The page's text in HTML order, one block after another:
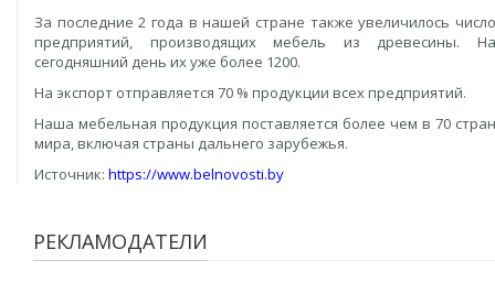
За последние 2 года в нашей стране также увеличилось число
предприятий, производящих мебель из древесины. На
сегодняшний день их уже более 1200.
На экспорт отправляется 70 % продукции всех предприятий.
Наша мебельная продукция поставляется более чем в 70 стран
мира, включая страны дальнего зарубежья.
Источник: https://www.belnovosti.by
РЕКЛАМОДАТЕЛИ